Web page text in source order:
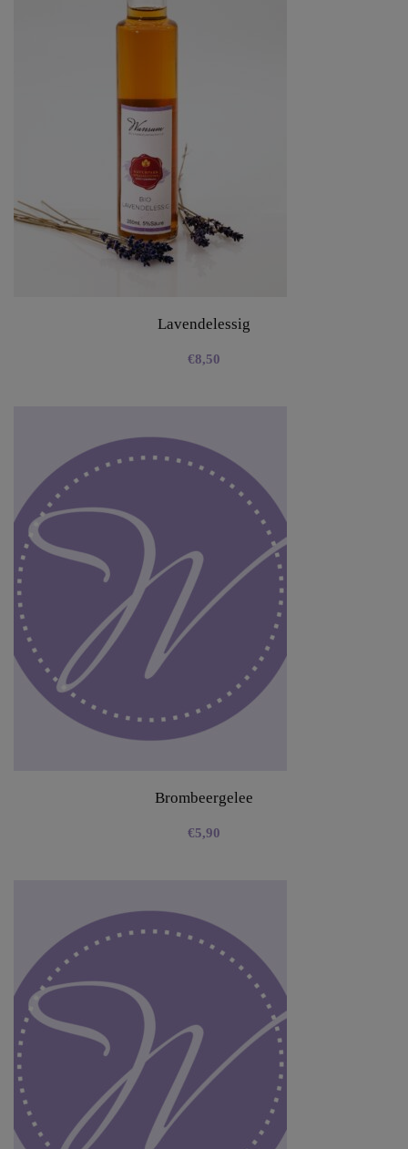
Lavendelessig
€8,50
Brombeergelee
€5,90